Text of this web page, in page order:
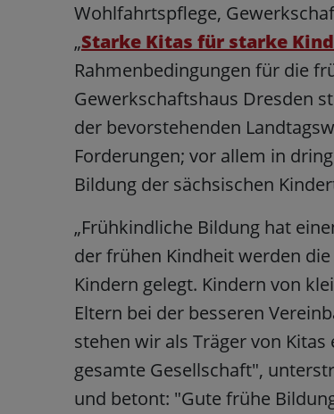
Wohlfahrtspflege,
„Starke Kitas für starke
Rahmenbedingungen für die
Gewerkschaftshaus Dresden
der bevorstehenden
Forderungen; vor allem in
Bildung der sächsischen
„Frühkindliche Bildung hat
der frühen Kindheit werden
Kindern gelegt. Kindern von
Eltern bei der besseren
stehen wir als Träger von
gesamte Gesellschaft",
und betont: "Gute frühe